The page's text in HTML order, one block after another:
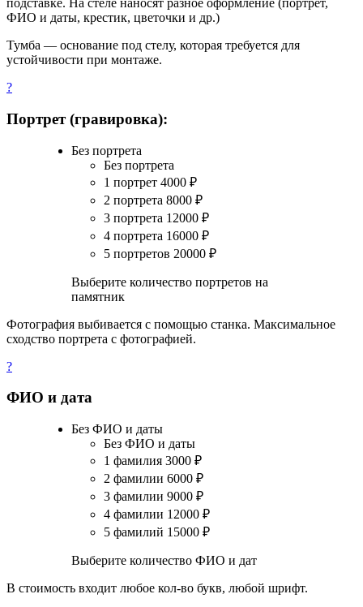
подставке. На стеле наносят разное оформление (портрет,
ФИО и даты, крестик, цветочки и др.)
Тумба — основание под стелу, которая требуется для
устойчивости при монтаже.
?
Портрет (гравировка):
Без портрета
Без портрета
1 портрет 4000 ₽
2 портрета 8000 ₽
3 портрета 12000 ₽
4 портрета 16000 ₽
5 портретов 20000 ₽
Выберите количество портретов на
памятник
Фотография выбивается с помощью станка. Максимальное
сходство портрета с фотографией.
?
ФИО и дата
Без ФИО и даты
Без ФИО и даты
1 фамилия 3000 ₽
2 фамилии 6000 ₽
3 фамилии 9000 ₽
4 фамилии 12000 ₽
5 фамилий 15000 ₽
Выберите количество ФИО и дат
В стоимость входит любое кол-во букв, любой шрифт.